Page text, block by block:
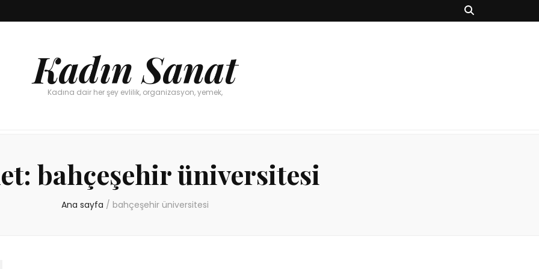
Kadın Sanat
Kadına dair her şey evlilik, organizasyon, yemek,
bahçeşehir üniversitesi
Ana sayfa / bahçeşehir üniversitesi